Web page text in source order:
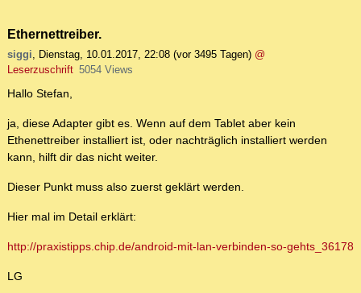
Ethernettreiber.
siggi, Dienstag, 10.01.2017, 22:08 (vor 3495 Tagen) @
Leserzuschrift 5054 Views
Hallo Stefan,
ja, diese Adapter gibt es. Wenn auf dem Tablet aber kein
Ethenettreiber installiert ist, oder nachträglich installiert werden
kann, hilft dir das nicht weiter.
Dieser Punkt muss also zuerst geklärt werden.
Hier mal im Detail erklärt:
http://praxistipps.chip.de/android-mit-lan-verbinden-so-gehts_36178
LG